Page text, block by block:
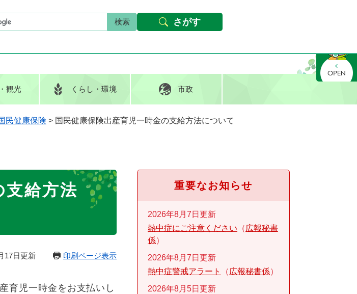
本文へ Foreign languages
キーワード検索G
o
e
カ
ス
・観光 くらし ・環境 市政
さがす
民健康保険 > 国民健康保険出産育児一時金の支給方法について
支給方法
17日更新 印刷ページ表示
育児一時金をお支払いし
重要なお知らせ
2026年8月7日更新
熱中症にご注意ください
広報秘書
係
2026年8月7日更新
熱中症警戒アラート
広報秘書係
2026年8月5日更新